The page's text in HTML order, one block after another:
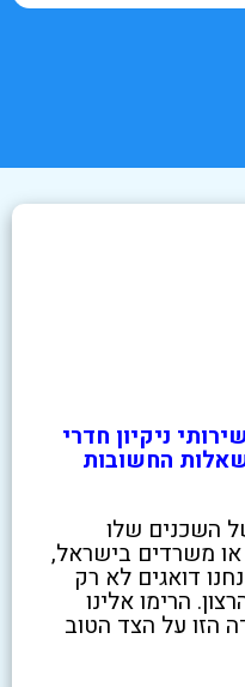
ניקיון חדרי
החשובות
השכנים שלו
או משרדים בישראל,
דואגים לא רק
הרימו אלינו
הזו על הצד הטוב